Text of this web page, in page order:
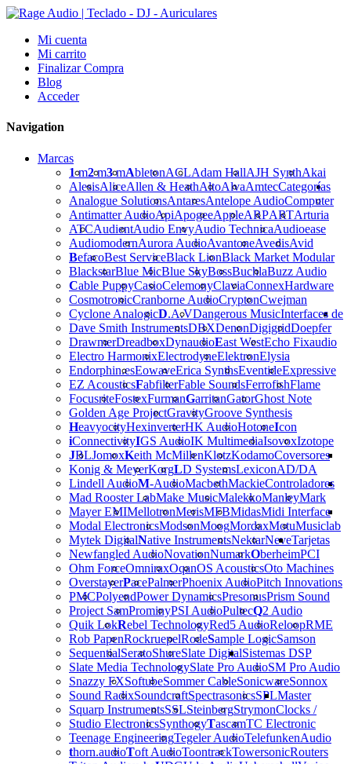
Mi cuenta
Mi carrito
Finalizar Compra
Blog
Acceder
Navigation
Marcas
1m2m3mAbletonACLAdam HallAJH SynthAkai
AlesisAliceAllen & HeathAltoAlvaAmtec
Analogue SolutionsAntaresAntelope Audio
Antimatter AudioApiApogeeAppleARPARTArturia
ATCAudientAudio EnvyAudio TechnicaAudioease
AudiomodernAurora AudioAvantoneAvedisAvid
BefacoBest ServiceBlack LionBlack Market Modular
BlackstarBlue MicBlue SkyBossBuchlaBuzz Audio
Cable PuppyCasioCelemonyClaviaConnex
CosmotronicCranborne AudioCryptonCwejman
Cyclone AnalogicD.A.VDangerous Music
Dave Smith InstrumentsDBXDenonDigigridDoepfer
DrawmerDreadboxDynaudioEast WestEcho Fix
Electro HarmonixElectrodyneElektronElysia
Endorphin.esEowaveErica SynthsEventideExpressive
EZ AcousticsFabfilterFable SoundsFerrofishFlame
FocusriteFostexFurmanGarritanGatorGhost Note
Golden Age ProjectGravityGroove Synthesis
HeavyocityHexinverterHK AudioHotoneIcon
iConnectivityIGS AudioIK MultimediaIsovoxIzotope
JBLJomoxKeith McMillenKlotzKodamo
Konig & MeyerKorgLD SystemsLexicon
Lindell AudioM-AudioMacbethMackie
Mad Rooster LabMake MusicMalekkoManleyMark
Mayer EMIMellotronMerisMFBMidas
Modal ElectronicsModsonMoogMordaxMotuMusiclab
Mytek DigitalNative InstrumentsNektarNeve
Newfangled AudioNovationNumarkOberheim
Ohm ForceOmniraxOqanOS AcousticsOto Machines
OverstayerPacePalmerPhoenix AudioPitch Innovations
PMCPolyendPower DynamicsPresonusPrism Sound
Project SamProminyPSI AudioPultecQ2 Audio
Quik LokRebel TechnologyRed5 AudioReloopRME
Rob PapenRockruepelRodeSample LogicSamson
SequentialSeratoShureSlate Digital
Slate Media TechnologySlate Pro AudioSM Pro Audio
Snazzy FXSoftubeSommer CableSonicwareSonnox
Sound RadixSoundcraftSpectrasonicsSPL
Squarp InstrumentsSSLSteinbergStrymon
Studio ElectronicsSynthogyTascamTC Electronic
Teenage EngineeringTegeler AudioTelefunken
thorn.audioToft AudioToontrackTowersonic
Categorías
Computer
Hardware
Interfaces de
audio
Coversores
AD/DA
Controladores
Midi Interface
Tarjetas
PCI
Sistemas DSP
Master
Clocks /
Audio
Routers